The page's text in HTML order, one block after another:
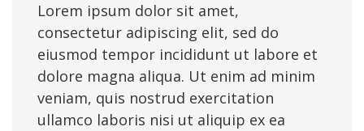
Lorem ipsum dolor sit amet,
consectetur adipiscing elit, sed do
eiusmod tempor incididunt ut labore et
dolore magna aliqua. Ut enim ad minim
veniam, quis nostrud exercitation
ullamco laboris nisi ut aliquip ex ea